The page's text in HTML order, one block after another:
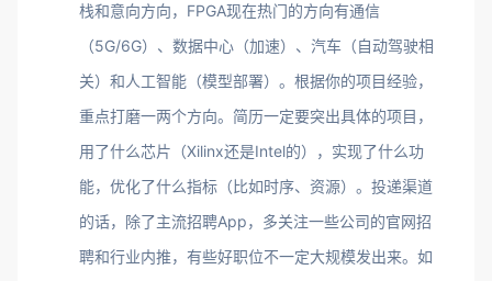
栈和意向方向，FPGA现在热门的方向有通信
（5G/6G）、数据中心（加速）、汽车（自动驾驶相
关）和人工智能（模型部署）。根据你的项目经验，
重点打磨一两个方向。简历一定要突出具体的项目，
用了什么芯片（Xilinx还是Intel的），实现了什么功
能，优化了什么指标（比如时序、资源）。投递渠道
的话，除了主流招聘App，多关注一些公司的官网招
聘和行业内推，有些好职位不一定大规模发出来。如